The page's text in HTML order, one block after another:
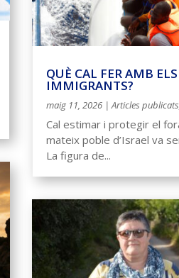
QUÈ CAL FER AMB ELS
IMMIGRANTS?
maig 11, 2026|Articles publicats
Cal estimar i protegir el
mateix poble d’Israel va
La figura de...